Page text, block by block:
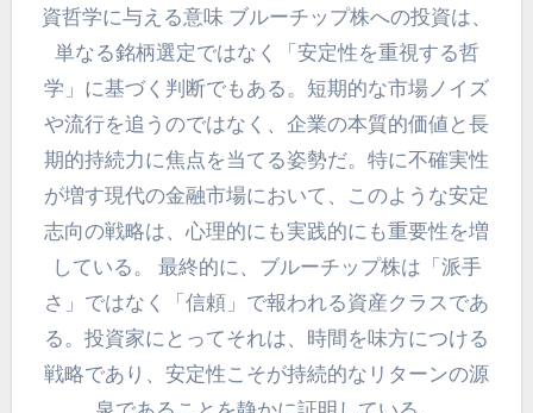
資哲学に与える意味 ブルーチップ株への投資は、
単なる銘柄選定ではなく「安定性を重視する哲
学」に基づく判断でもある。短期的な市場ノイズ
や流行を追うのではなく、企業の本質的価値と長
期的持続力に焦点を当てる姿勢だ。特に不確実性
が増す現代の金融市場において、このような安定
志向の戦略は、心理的にも実践的にも重要性を増
している。 最終的に、ブルーチップ株は「派手
さ」ではなく「信頼」で報われる資産クラスであ
る。投資家にとってそれは、時間を味方につける
戦略であり、安定性こそが持続的なリターンの源